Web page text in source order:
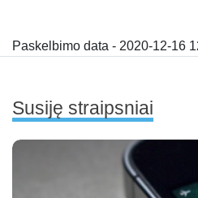
Paskelbimo data - 2020-12-16
Susiję straipsniai